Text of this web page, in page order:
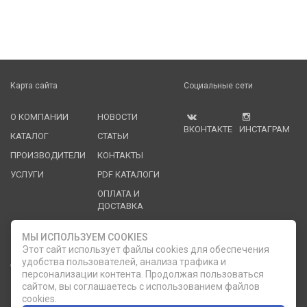
Карта сайта
О КОМПАНИИ
КАТАЛОГ
ПРОИЗВОДИТЕЛИ
УСЛУГИ
НОВОСТИ
СТАТЬИ
КОНТАКТЫ
PDF КАТАЛОГИ
ОПЛАТА И
ДОСТАВКА
Социальные сети
ВКОНТАКТЕ ИНСТАГРАМ
Служба клиентской поддержки
ОБРАТНЫЙ ЗВОНОК phone
8 (812) 335-21-16
8 (812) 335-21-17 7 (911) 947-43-48
МЫ ИСПОЛЬЗУЕМ COOKIES
Этот сайт использует файлы cookies для обеспечения
удобства пользователей, анализа трафика и
персонализации контента. Продолжая пользоваться
сайтом, вы соглашаетесь с использованием файлов
cookies.